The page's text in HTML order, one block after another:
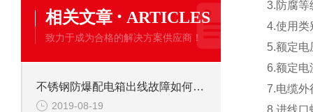
相关文章 · ARTICLES
致力于成为合格的解决方案供应商！
不锈钢防爆配电箱出线故障如何分辨
2019-08-19
3.防腐等
4.使用
5.额定电
6.额定电
7.电缆
8.进线口